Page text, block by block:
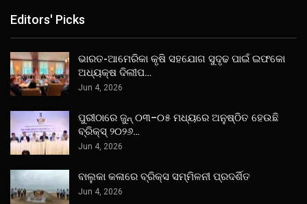
Editors' Picks
ଭାରତ-ଆମେରିକା କୃଷି ସହଯୋଗ ସୁଦୃଢ ପାଇଁ ଇଫକୋ
ଅଧ୍ୟକ୍ଷ ଦିଲୀପ…
Jun 4, 2026
ପୁରୀଠାରେ ଜୁନ୍ ୦୩–୦୫ ମଧ୍ୟରେ ଅନୁଷ୍ଠିତ ହେଉଛି
ବ୍ରିକ୍ସ୍ ୨୦୨୬…
Jun 4, 2026
ବାଲୁକା କଳାରେ ବ୍ରିକ୍ସ ସମ୍ମିଳନୀ ପ୍ରଦର୍ଶିତ
Jun 4, 2026